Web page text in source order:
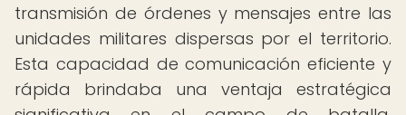
transmisión de órdenes y mensajes entre las
unidades militares dispersas por el territorio.
Esta capacidad de comunicación eficiente y
rápida brindaba una ventaja estratégica